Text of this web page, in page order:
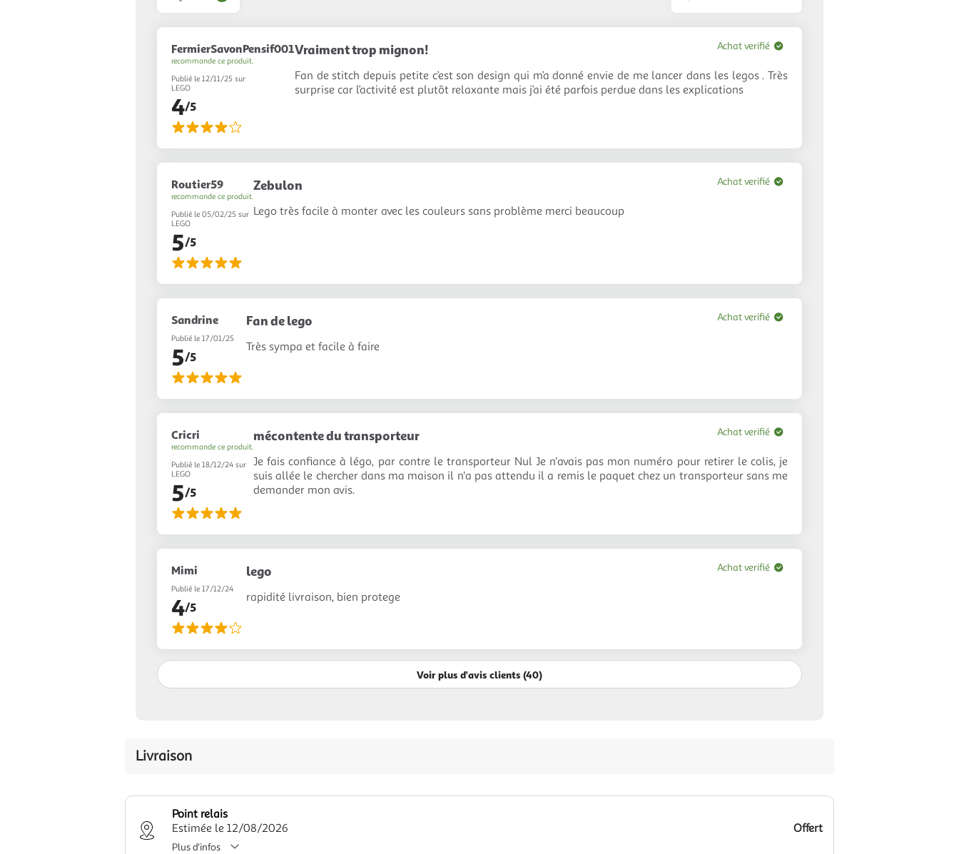
avis
FermierSavonPensif001
recommande ce produit.
Publié le 12/11/25 sur
LEGO
4/5
Vraiment trop mignon!
Fan de stitch depuis petite c’est son design qui m’a donné envie de me lancer dans les legos . Très
surprise car l’activité est plutôt relaxante mais j’ai été parfois perdue dans les explications
Achat verifié
Routier59
recommande ce produit.
Publié le 05/02/25 sur
LEGO
5/5
Zebulon
Lego très facile à monter avec les couleurs sans problème merci beaucoup
Achat verifié
Sandrine
Publié le 17/01/25
5/5
Fan de lego
Très sympa et facile à faire
Achat verifié
Cricri
recommande ce produit.
Publié le 18/12/24 sur
LEGO
5/5
mécontente du transporteur
Je fais confiance à légo, par contre le transporteur Nul Je n'avais pas mon numéro pour retirer le colis, je
suis allée le chercher dans ma maison il n'a pas attendu il a remis le paquet chez un transporteur sans me
demander mon avis.
Achat verifié
Mimi
Publié le 17/12/24
4/5
lego
rapidité livraison, bien protege
Achat verifié
Voir plus d'avis clients (40)
Livraison
Point relais
Estimée le 12/08/2026
Offert
Plus d'infos